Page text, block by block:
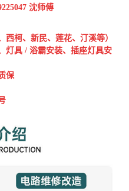
沈师傅
柯、新民、莲花、汀溪等）
灯具 / 浴霸安装、插座灯具安
保